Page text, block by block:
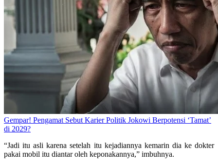
Gempar! Pengamat Sebut Karier Politik Jokowi Berpotensi ‘Tamat’
di 2029?
“Jadi itu asli karena setelah itu kejadiannya kemarin dia ke dokter
pakai mobil itu diantar oleh keponakannya,” imbuhnya.